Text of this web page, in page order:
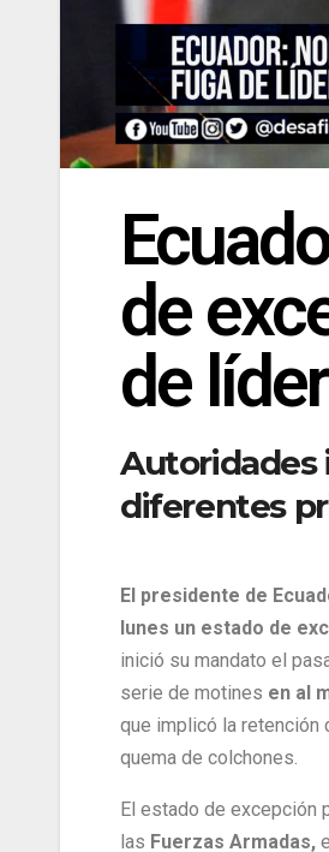
de
de
Autoridades
diferentes
El presidente de
lunes un estado de
inició su mandato el
serie de motines en al
que implicó la retención
quema de colchones.
El estado de excepción
las Fuerzas Armadas,